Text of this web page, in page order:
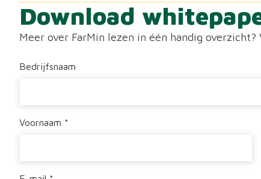
Download
Meer over FarMin lezen in één handig overzicht?